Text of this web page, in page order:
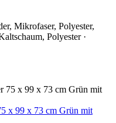
Mikrofaser, Polyester,
Polyester ·
x 99 x 73 cm Grün mit